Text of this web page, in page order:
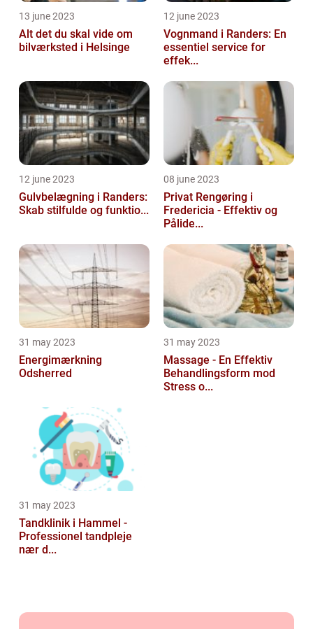
13 june 2023
Alt det du skal vide om
bilværksted i Helsinge
12 june 2023
Vognmand i Randers: En
essentiel service for
effek...
12 june 2023
Gulvbelægning i Randers:
Skab stilfulde og funktio...
08 june 2023
Privat Rengøring i
Fredericia - Effektiv og
Pålide...
31 may 2023
Energimærkning
Odsherred
31 may 2023
Massage - En Effektiv
Behandlingsform mod
Stress o...
31 may 2023
Tandklinik i Hammel -
Professionel tandpleje
nær d...